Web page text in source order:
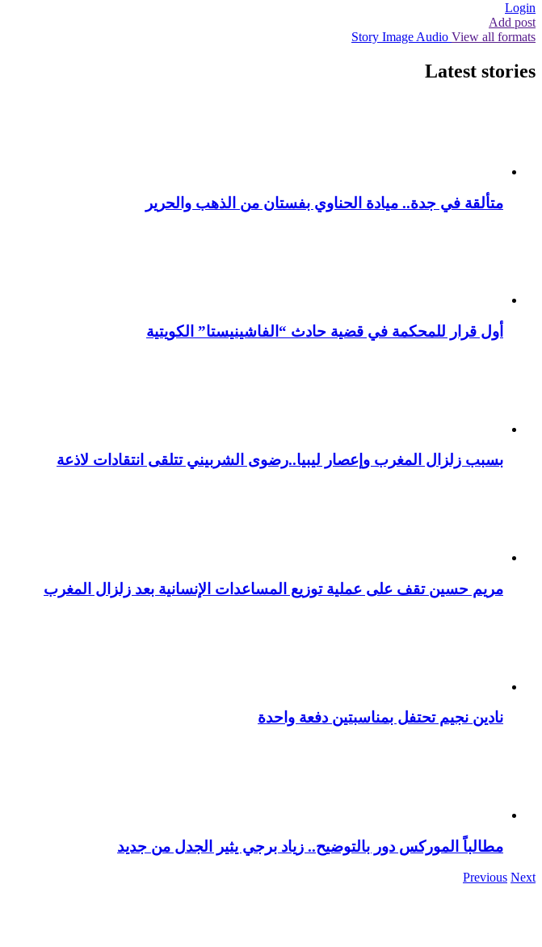
Login
Add post
Story Image Audio View all formats
Latest stories
متألقة في جدة.. ميادة الحناوي بفستان من الذهب والحرير
أول قرار للمحكمة في قضية حادث “الفاشينيستا” الكويتية
بسبب زلزال المغرب وإعصار ليبيا..رضوى الشربيني تتلقى انتقادات لاذعة
مريم حسين تقف على عملية توزيع المساعدات الإنسانية بعد زلزال المغرب
نادين نجيم تحتفل بمناسبتين دفعة واحدة
مطالباً الموركس دور بالتوضيح.. زياد برجي يثير الجدل من جديد
Previous Next